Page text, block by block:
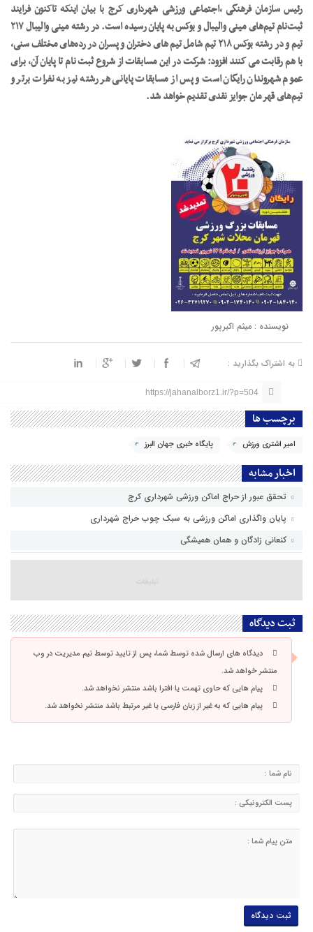
رئیس سازمان فرهنگی ،اجتماعی ورزشی شهرداری کرج با بیان اینکه تاکنون فرایند
ثبت‌نام تیم‌های مینی والیبال و بوکس به پایان رسیده است. در رشته مینی والیبال ۲۱۷
تیم و در رشته بوکس ۲۱۸ تیم شامل تیم های دختران و پسران در رده‌های مختلف سنی،
با هم رقابت می کنندافزود: شرکت در این مسابقات از شروع ثبت نام تا پایان آن، برای
عموم شهروندان رایگان است و پس از مسابقات پایانی هر رشته نیز به نفرات برتر و
تیم‌های قهرمان جوایز نقدی تقدیم خواهد شد.
نویسنده : میثم اکبرپور
به اشتراک بگذارید :
https://jahanalborz1.ir/?p=504
برچسب ها
امیر اشتری ورزش پایگاه خبری جهان البرز
اخبار مشابه
تحقق عبور از حراج اماکن ورزشی شهرداری کرج
پایان واگذاری اماکن ورزشی به سبک چوب حراج شهرداری
کنعانی زادگان و همان همیشگی
ثبت دیدگاه
دیدگاه های ارسال شده توسط شما، پس از تایید توسط تیم مدیریت در وب
منتشر خواهد شد.
پیام هایی که حاوی تهمت یا افترا باشد منتشر نخواهد شد.
پیام هایی که به غیر از زبان فارسی یا غیر مرتبط باشد منتشر نخواهد شد.